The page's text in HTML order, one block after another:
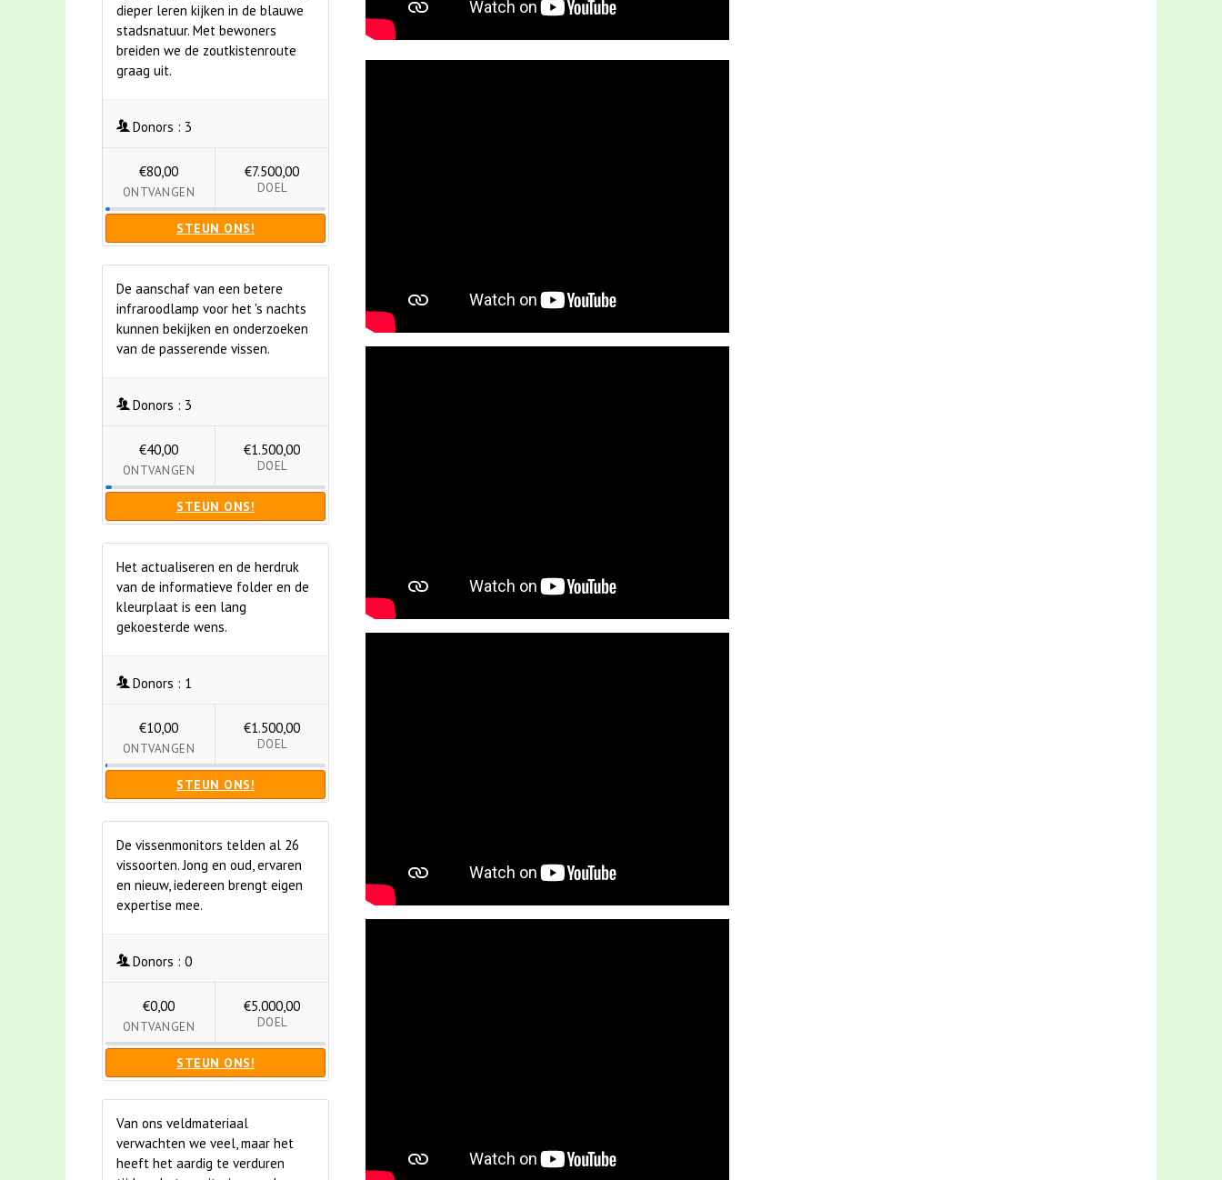
dieper leren kijken in de blauwe
stadsnatuur. Met bewoners
breiden we de zoutkistenroute
graag uit.
Donors : 3
€80,00
ONTVANGEN
€7.500,00
DOEL
STEUN ONS!
De aanschaf van een betere
infraroodlamp voor het 's nachts
kunnen bekijken en onderzoeken
van de passerende vissen.
Donors : 3
€40,00
ONTVANGEN
€1.500,00
DOEL
STEUN ONS!
Het actualiseren en de herdruk
van de informatieve folder en de
kleurplaat is een lang
gekoesterde wens.
Donors : 1
€10,00
ONTVANGEN
€1.500,00
DOEL
STEUN ONS!
De vissenmonitors telden al 26
vissoorten. Jong en oud, ervaren
en nieuw, iedereen brengt eigen
expertise mee.
Donors : 0
€0,00
ONTVANGEN
€5.000,00
DOEL
STEUN ONS!
Van ons veldmateriaal
verwachten we veel, maar het
heeft het aardig te verduren